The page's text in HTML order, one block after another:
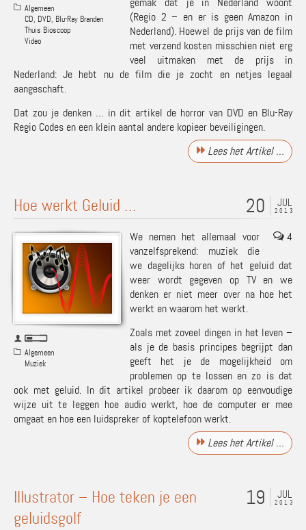
Algemeen
CD, DVD, Blu-Ray Branden
Thuis Bioscoop
Video
(Regio 2 – en er is geen Amazon in
Nederland). Hoewel de prijs van de film
met verzend kosten misschien niet erg
veel uitmaken met de prijs in
Nederland: Je hebt nu de film die je zocht en netjes legaal
aangeschaft.
Dat zou je denken … in dit artikel de horror van DVD en Blu-Ray
Regio Codes en een klein aantal andere kopieer beveiligingen.
Lees het Artikel …
JUL
2013
20
Hoe werkt Geluid …
Algemeen
Muziek
4
We nemen het allemaal voor
vanzelfsprekend: muziek die
we dagelijks horen of het geluid dat
weer wordt gegeven op TV en we
denken er niet meer over na hoe het
werkt en waarom het werkt.
Zoals met zoveel dingen in het leven –
als je de basis principes begrijpt dan
geeft het je de mogelijkheid om
problemen op te lossen en zo is dat
ook met geluid. In dit artikel probeer ik daarom op eenvoudige
wijze uit te leggen hoe audio werkt, hoe de computer er mee
omgaat en hoe een luidspreker of koptelefoon werkt.
Lees het Artikel …
JUL
2013
19
Illustrator – Hoe teken je een
geluidsgolf